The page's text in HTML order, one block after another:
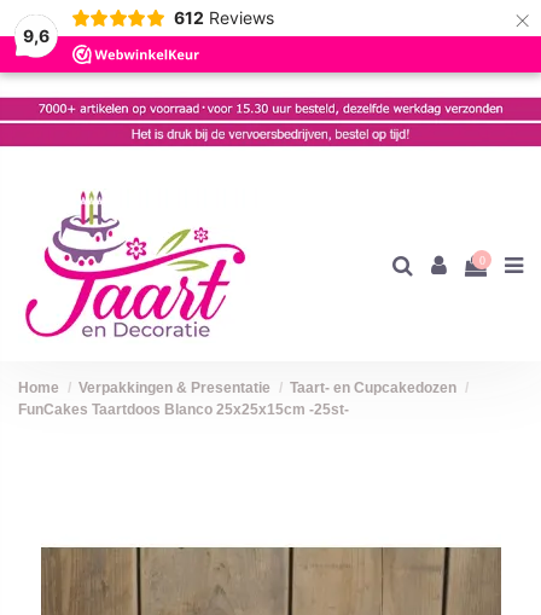
9,6
612 Reviews ×
0
Home Verpakkingen & Presentatie
Taart- en Cupcakedozen
FunCakes Taartdoos Blanco 25x25x15cm -25st-